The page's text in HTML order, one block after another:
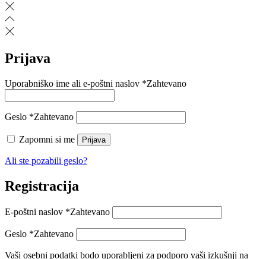
Prijava
Uporabniško ime ali e-poštni naslov *Zahtevano
Geslo *Zahtevano
Zapomni si me Prijava
Ali ste pozabili geslo?
Registracija
E-poštni naslov *Zahtevano
Geslo *Zahtevano
Vaši osebni podatki bodo uporabljeni za podporo vaši izkušnji na